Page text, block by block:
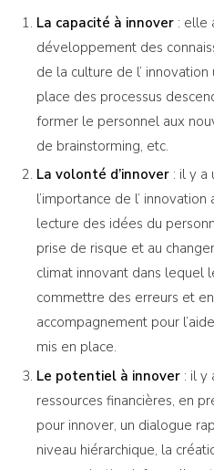
La capacité à innover : elle
développement des
de la culture de l’
place des processus
former le personnel aux
de brainstorming, etc.
La volonté d’innover : il y a
l’importance de l’
lecture des idées du
prise de risque et au
climat innovant dans lequel
commettre des erreurs et
accompagnement pour
mis en place.
Le potentiel à innover : il y
ressources financières, en
pour innover, un dialogue
niveau hiérarchique, la